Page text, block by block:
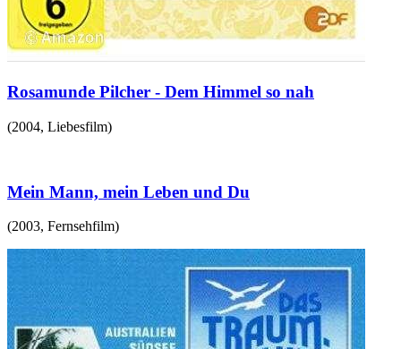
Rosamunde Pilcher - Dem Himmel so nah
(2004, Liebesfilm)
Mein Mann, mein Leben und Du
(2003, Fernsehfilm)